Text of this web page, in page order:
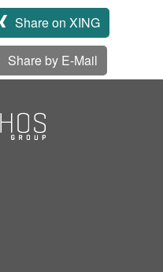
Share on XING
Share by E-Mail